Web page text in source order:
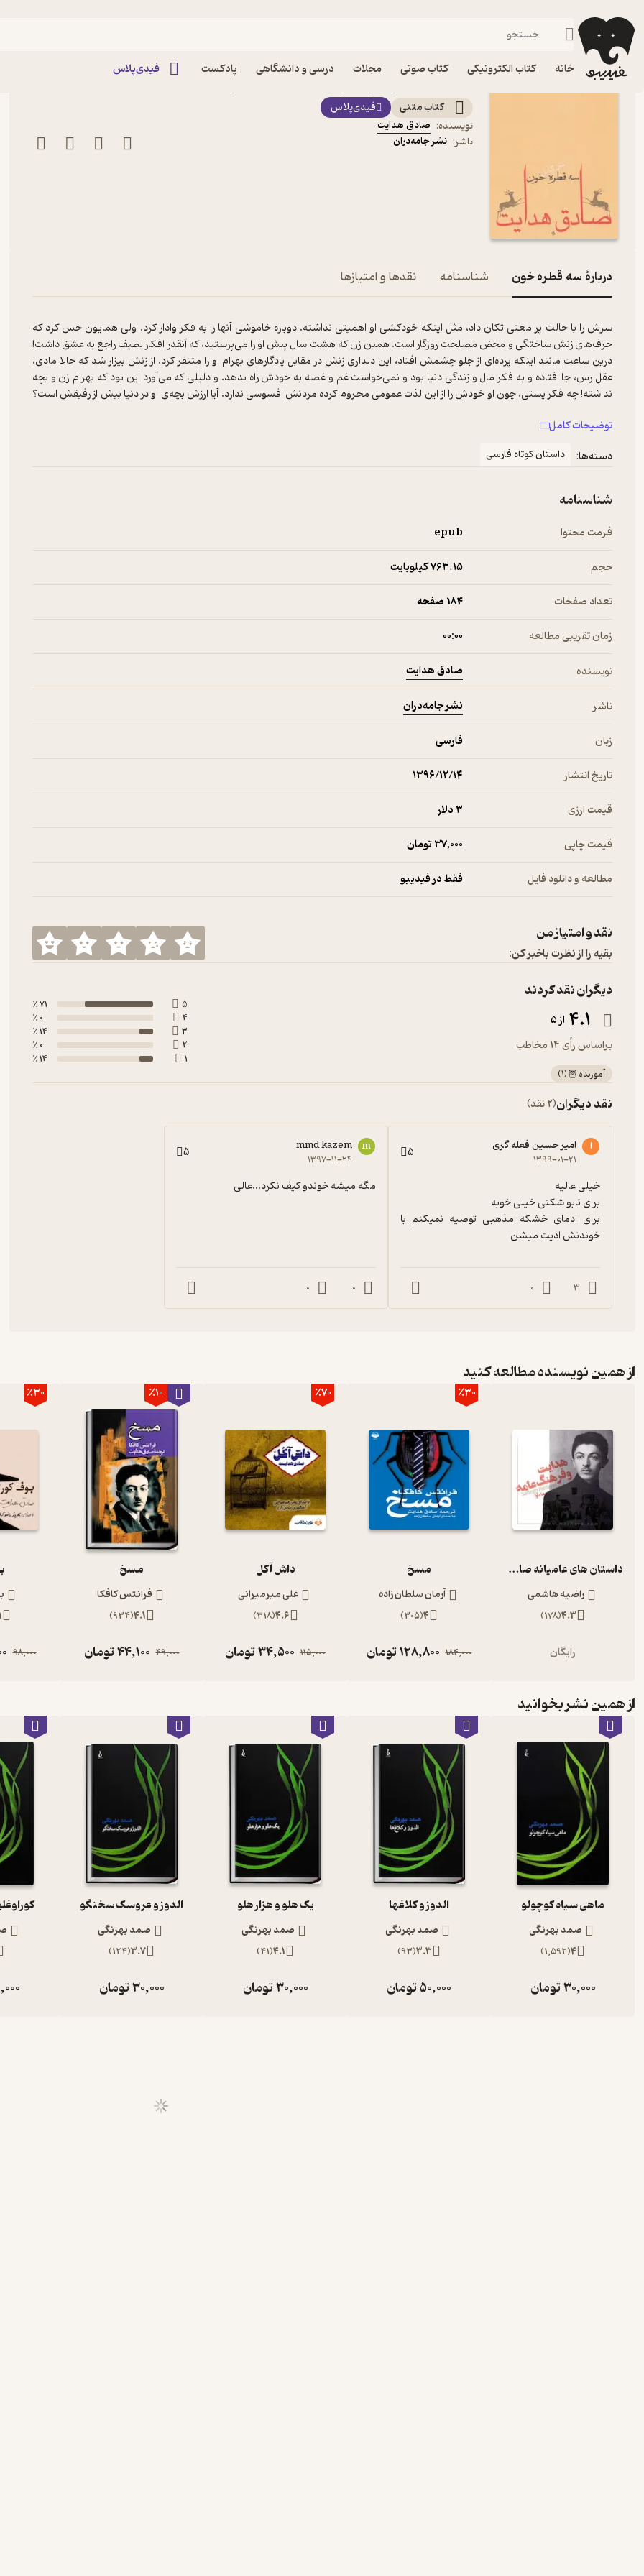
خانه کتاب الکترونیکی کتاب صوتی مجلات درسی و دانشگاهی پادکست فیدی‌پلاس
فیدیبو کتاب الکترونیکی
کتاب متنی
فیدی‌پلاس
نویسنده: صادق هدایت
ناشر: نشر جامه‌دران
دربارۀ سه قطره خون شناسنامه نقدها و امتیازها
سرش را با حالت پر معنی تکان داد، مثل اینکه خودکشی او اهمیتی نداشته. دوباره خاموشی آنها را به فکر وادار کرد. ولی همایون حس کرد که
حرف‌های زنش ساختگی و محض مصلحت روزگار است. همین زن که هشت سال پیش او را می‌پرستید، که آنقدر افکار لطیف راجع به عشق داشت!
درین ساعت مانند اینکه پرده‌ای از جلو چشمش افتاد، این دلداری زنش در مقابل یادگارهای بهرام او را متنفر کرد. از زنش بیزار شد که حالا مادی،
عقل رس، جا افتاده و به فکر مال و زندگی دنیا بود و نمی‌خواست غم و غصه به خودش راه بدهد. و دلیلی که می‌آورد این بود که بهرام زن و بچه
نداشته! چه فکر پستی، چون او خودش را از این لذت عمومی محروم کرده مردنش افسوسی ندارد. آیا ارزش بچه‌ی او در دنیا بیش از رفیقش است؟
توضیحات کامل
دسته‌ها:
داستان کوتاه فارسی
شناسنامه
فرمت محتوا epub
حجم 763.۱۵ کیلوبایت
تعداد صفحات 184 صفحه
زمان تقریبی مطالعه ۰۰:۰۰
نویسنده صادق هدایت
ناشر نشر جامه‌دران
زبان فارسی
تاریخ انتشار ۱۳۹۶/۱۲/۱۴
قیمت ارزی 3 دلار
قیمت چاپی 37,000 تومان
مطالعه و دانلود فایل فقط در فیدیبو
نقد و امتیاز من
بقیه را از نظرت باخبر کن:
دیگران نقد کردند
4.1 از 5
براساس رأی 14 مخاطب
آموزنده 🦉(
1
)
5
71 ٪
4
0 ٪
3
14 ٪
2
0 ٪
1
14 ٪
نقد دیگران(2 نقد)
ا امیر حسین فعله گری
۱۳۹۹-۰۱-۲۱ 5
خوندنش اذیت میشن
3
0
m
mmd kazem
۱۳۹۷-۱۱-۲۴ 5
مگه میشه خوندو کیف نکرد...عالی
0
0
از همین نویسنده مطالعه کنید
داستان های عامیانه صادق هدایت
راضیه هاشمی
4.3
(
178
)
رایگان
٪30
مسخ
آرمان سلطان زاده
4
(
305
)
184,000
128,800تومان
٪70
داش آکل
علی میرمیرانی
4.6
(
318
)
115,000
34,500تومان
٪10
مسخ
فرانتس کافکا
4.1
(
934
)
49,000
44,100تومان
٪30
98,000
از همین نشر بخوانید
ماهی سیاه کوچولو
صمد بهرنگی
4
(
1,592
)
30,000تومان
الدوز و کلاغها
صمد بهرنگی
3.3
(
93
)
50,000تومان
یک هلو و هزار هلو
صمد بهرنگی
4.1
(
41
)
30,000تومان
الدوز و عروسک سخنگو
صمد بهرنگی
3.7
(
124
)
30,000تومان